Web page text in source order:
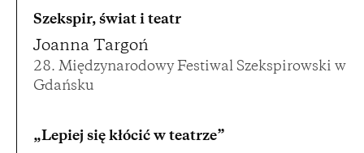
Szekspir, świat i teatr
Joanna Targoń
28. Międzynarodowy Festiwal Szekspirowski w
Gdańsku
„Lepiej się kłócić w teatrze”